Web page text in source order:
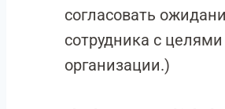
согласовать
сотрудника с целями
организации.)